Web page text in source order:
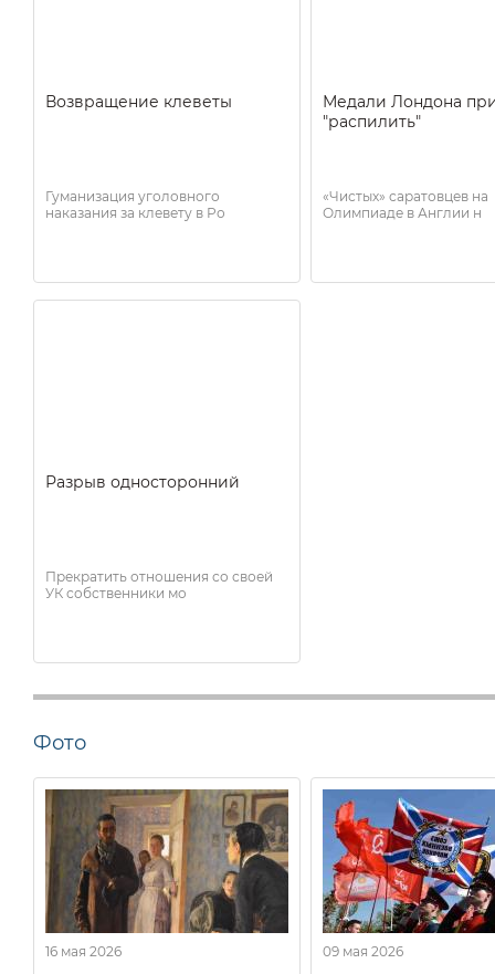
Возвращение клеветы
Гуманизация уголовного
наказания за клевету в Ро
Медали Лондона
"распилить"
«Чистых» саратовцев на
Олимпиаде в Англии н
Разрыв односторонний
Прекратить отношения со своей
УК собственники мо
Фото
16 мая 2026 09 мая 2026